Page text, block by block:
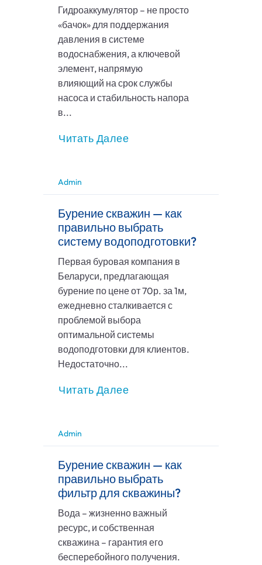
Гидроаккумулятор – не просто
«бачок» для поддержания
давления в системе
водоснабжения, а ключевой
элемент, напрямую
влияющий на срок службы
насоса и стабильность напора
в...
Читать Далее
Admin
Бурение скважин — как
правильно выбрать
систему водоподготовки?
Первая буровая компания в
Беларуси, предлагающая
бурение по цене от 70р. за 1м,
ежедневно сталкивается с
проблемой выбора
оптимальной системы
водоподготовки для клиентов.
Недостаточно...
Читать Далее
Admin
Бурение скважин — как
правильно выбрать
фильтр для скважины?
Вода – жизненно важный
ресурс, и собственная
скважина – гарантия его
бесперебойного получения.